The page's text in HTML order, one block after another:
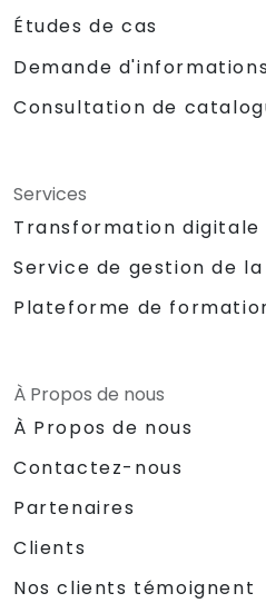
Études de cas
Demande
Consultation de
Services
Transformation digitale
Service de gestion de
Plateforme de
À Propos de nous
À Propos de nous
Contactez-nous
Partenaires
Clients
Nos clients témoignent